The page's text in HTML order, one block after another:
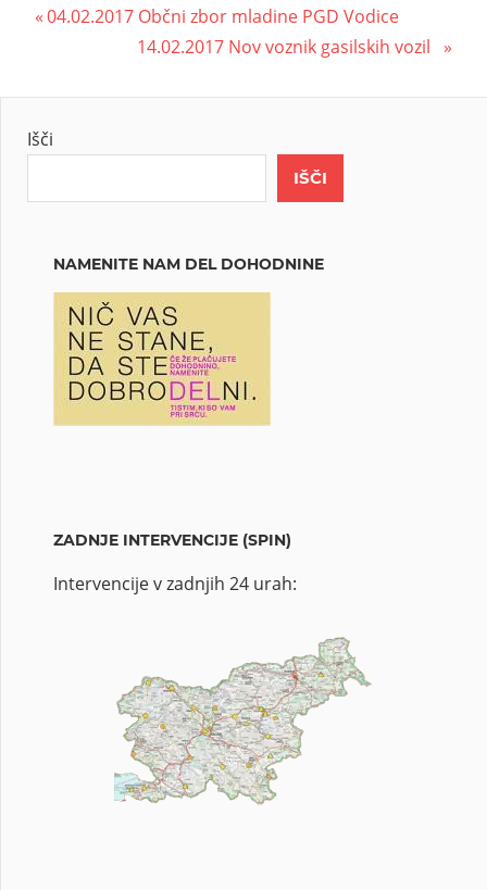
04.02.2017 Občni zbor mladine PGD Vodice
14.02.2017 Nov voznik gasilskih vozil
Išči
IŠČI
NAMENITE NAM DEL DOHODNINE
ZADNJE INTERVENCIJE (SPIN)
Intervencije v zadnjih 24 urah: